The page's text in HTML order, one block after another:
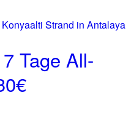
Tage All-